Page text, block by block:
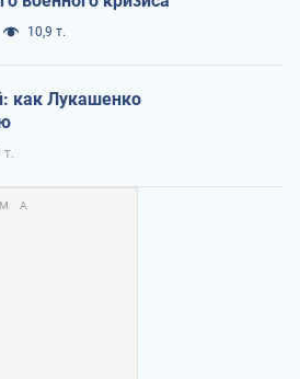
10,9 т.
как Лукашенко
т.